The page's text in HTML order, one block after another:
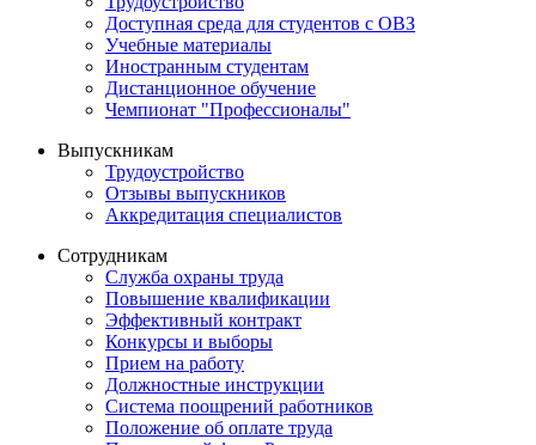
Доступная среда для студентов с ОВЗ
Учебные материалы
Иностранным студентам
Дистанционное обучение
Чемпионат "Профессионалы"
Выпускникам
Трудоустройство
Отзывы выпускников
Аккредитация специалистов
Сотрудникам
Служба охраны труда
Повышение квалификации
Эффективный контракт
Конкурсы и выборы
Прием на работу
Должностные инструкции
Система поощрений работников
Положение об оплате труда